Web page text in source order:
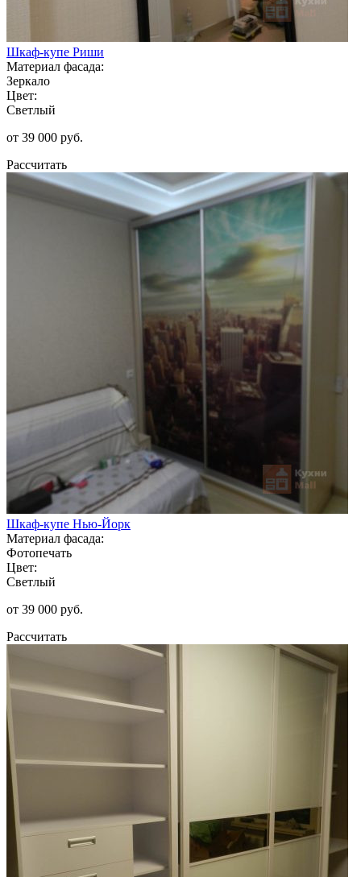
Шкаф-купе Риши
Материал фасада:
Зеркало
Цвет:
Светлый
от 39 000 руб.
Рассчитать
Шкаф-купе Нью-Йорк
Материал фасада:
Фотопечать
Цвет:
Светлый
от 39 000 руб.
Рассчитать